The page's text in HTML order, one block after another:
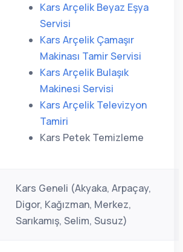
Kars Arçelik Beyaz Eşya
Servisi
Kars Arçelik Çamaşır
Makinası Tamir Servisi
Kars Arçelik Bulaşık
Makinesi Servisi
Kars Arçelik Televizyon
Tamiri
Kars Petek Temizleme
Kars Geneli (Akyaka, Arpaçay,
Digor, Kağızman, Merkez,
Sarıkamış, Selim, Susuz)